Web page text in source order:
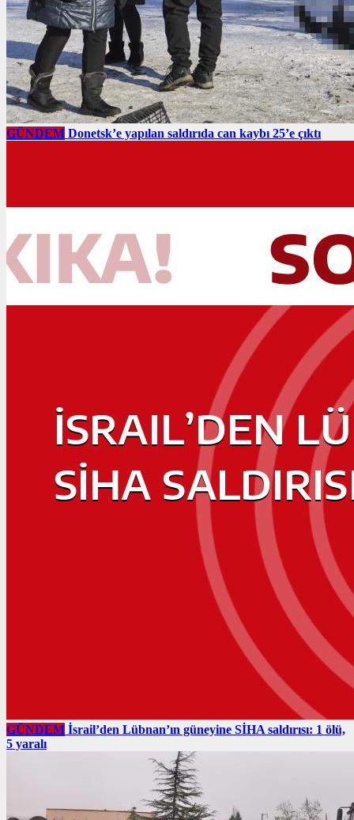
GÜNDEM Donetsk’e yapılan saldırıda can kaybı 25’e çıktı
GÜNDEM İsrail’den Lübnan’ın güneyine SİHA saldırısı: 1 ölü,
5 yaralı